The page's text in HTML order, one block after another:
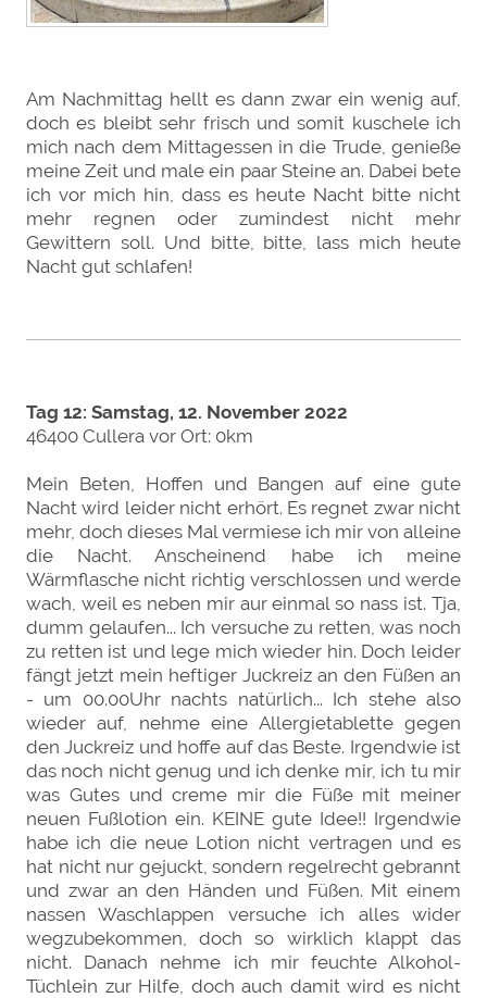
Am Nachmittag hellt es dann zwar ein wenig auf,
doch es bleibt sehr frisch und somit kuschele ich
mich nach dem Mittagessen in die Trude, genieße
meine Zeit und male ein paar Steine an. Dabei bete
ich vor mich hin, dass es heute Nacht bitte nicht
mehr regnen oder zumindest nicht mehr
Gewittern soll. Und bitte, bitte, lass mich heute
Nacht gut schlafen!
Tag 12: Samstag, 12. November 2022
46400 Cullera vor Ort: 0km
Mein Beten, Hoffen und Bangen auf eine gute
Nacht wird leider nicht erhört. Es regnet zwar nicht
mehr, doch dieses Mal vermiese ich mir von alleine
die Nacht. Anscheinend habe ich meine
Wärmflasche nicht richtig verschlossen und werde
wach, weil es neben mir aur einmal so nass ist. Tja,
dumm gelaufen... Ich versuche zu retten, was noch
zu retten ist und lege mich wieder hin. Doch leider
fängt jetzt mein heftiger Juckreiz an den Füßen an
- um 00.00Uhr nachts natürlich... Ich stehe also
wieder auf, nehme eine Allergietablette gegen
den Juckreiz und hoffe auf das Beste. Irgendwie ist
das noch nicht genug und ich denke mir, ich tu mir
was Gutes und creme mir die Füße mit meiner
neuen Fußlotion ein. KEINE gute Idee!! Irgendwie
habe ich die neue Lotion nicht vertragen und es
hat nicht nur gejuckt, sondern regelrecht gebrannt
und zwar an den Händen und Füßen. Mit einem
nassen Waschlappen versuche ich alles wider
wegzubekommen, doch so wirklich klappt das
nicht. Danach nehme ich mir feuchte Alkohol-
Tüchlein zur Hilfe, doch auch damit wird es nicht